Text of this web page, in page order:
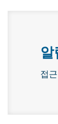
알
접